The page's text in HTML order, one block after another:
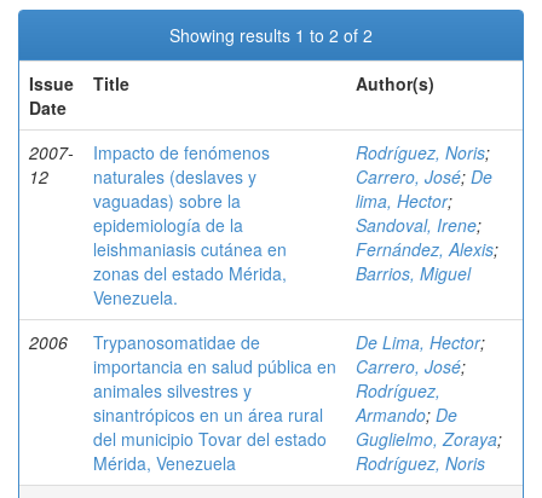
Showing results 1 to 2 of 2
Issue
Date
Title Author(s)
2007-
12
Impacto de fenómenos
naturales (deslaves y
vaguadas) sobre la
epidemiología de la
leishmaniasis cutánea en
zonas del estado Mérida,
Venezuela.
Rodríguez, Noris;
Carrero, José; De
lima, Hector;
Sandoval, Irene;
Fernández, Alexis;
Barrios, Miguel
2006
Trypanosomatidae de
importancia en salud pública en
animales silvestres y
sinantrópicos en un área rural
del municipio Tovar del estado
Mérida, Venezuela
De Lima, Hector;
Carrero, José;
Rodríguez,
Armando; De
Guglielmo, Zoraya;
Rodríguez, Noris